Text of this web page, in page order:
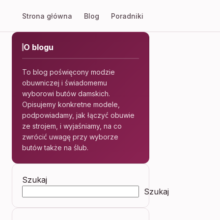
Strona główna Blog Poradniki
O blogu
To blog poświęcony modzie
obuwniczej i świadomemu
wyborowi butów damskich.
Opisujemy konkretne modele,
podpowiadamy, jak łączyć obuwie
ze strojem, i wyjaśniamy, na co
zwrócić uwagę przy wyborze
butów także na ślub.
Szukaj
Szukaj